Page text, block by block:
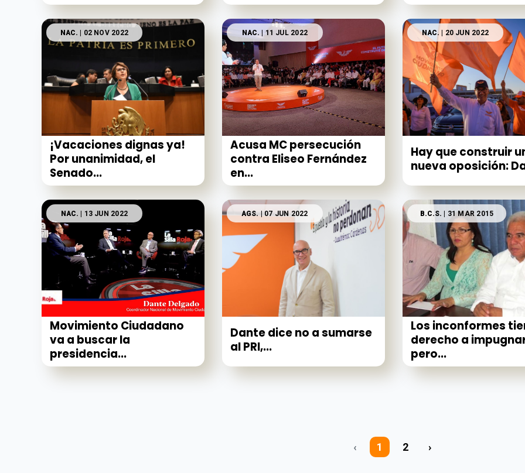
NAC. | 02 NOV 2022
¡Vacaciones dignas ya!
Por unanimidad, el
Senado...
NAC. | 11 JUL 2022
Acusa MC persecución
contra Eliseo Fernández
en...
NAC. | 20 JUN 2022
Hay que construir
nueva oposición:
NAC. | 13 JUN 2022
Movimiento Ciudadano
va a buscar la
presidencia...
AGS. | 07 JUN 2022
Dante dice no a sumarse
al PRI,...
B.C.S. | 31 MAR 2015
Los inconformes
derecho a
pero...
‹ 1 2 ›